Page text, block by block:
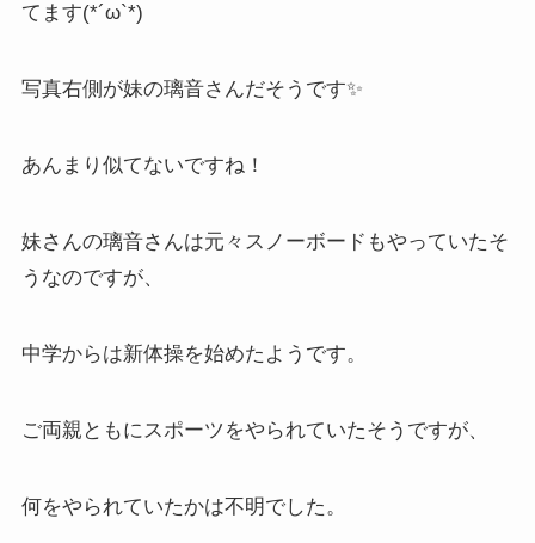
てます(*´ω`*)
写真右側が妹の璃音さんだそうです✨
あんまり似てないですね！
妹さんの璃音さんは元々スノーボードもやっていたそ
うなのですが、
中学からは新体操を始めたようです。
ご両親ともにスポーツをやられていたそうですが、
何をやられていたかは不明でした。